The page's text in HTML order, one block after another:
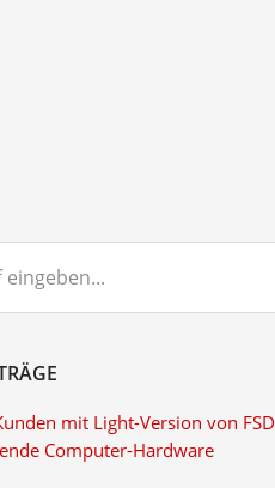
mit Light-Version von FSD
Computer-Hardware